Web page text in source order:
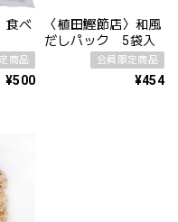
食べ
商品
¥500
〈植田鰹節店〉和風
だしパック 5袋入
会員限定商品
¥454